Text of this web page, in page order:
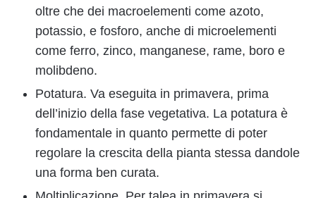
oltre che dei macroelementi come azoto,
potassio, e fosforo, anche di microelementi
come ferro, zinco, manganese, rame, boro e
molibdeno.
Potatura. Va eseguita in primavera, prima
dell’inizio della fase vegetativa. La potatura è
fondamentale in quanto permette di poter
regolare la crescita della pianta stessa dandole
una forma ben curata.